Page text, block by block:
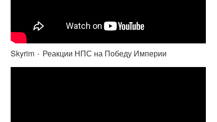
Skyrim ٠ Реакции НПС на Победу Империи